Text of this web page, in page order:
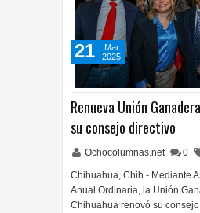
Renueva Unión
su consejo directivo
Ochocolumnas.net 0
Chihuahua, Chih.- Mediante
Anual Ordinaria, la Unión
Chihuahua renovó su
21
Mar
2025